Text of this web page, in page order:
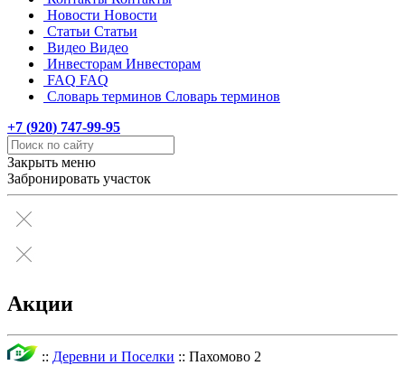
Новости Новости
Статьи Статьи
Видео Видео
Инвесторам Инвесторам
FAQ FAQ
Словарь терминов Словарь терминов
+7 (920) 747-99-95
Закрыть меню
Забронировать участок
Акции
:: Деревни и Поселки :: Пахомово 2